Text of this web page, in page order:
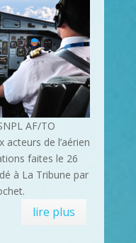
AF/TO
de l’aérien
faites le 26
à La Tribune par
lire plus